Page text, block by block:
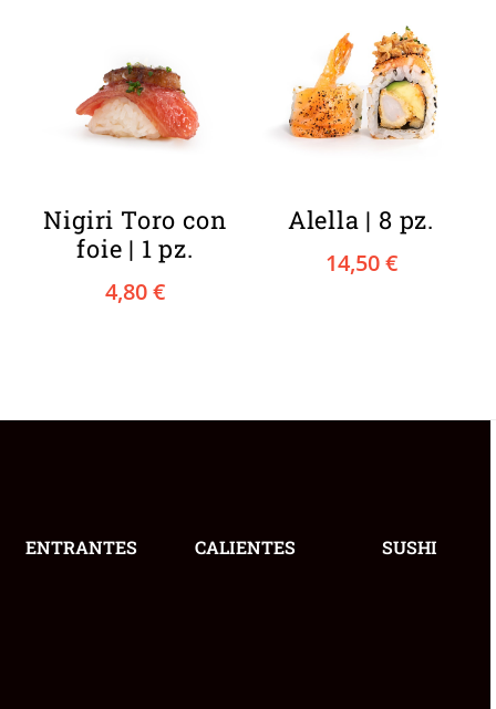
Nigiri Toro con
foie | 1 pz.
4,80€
Alella | 8 pz.
14,50€
ENTRANTES CALIENTES SUSHI